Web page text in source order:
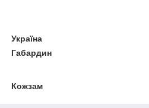
Україна
Габардин
Кожзам